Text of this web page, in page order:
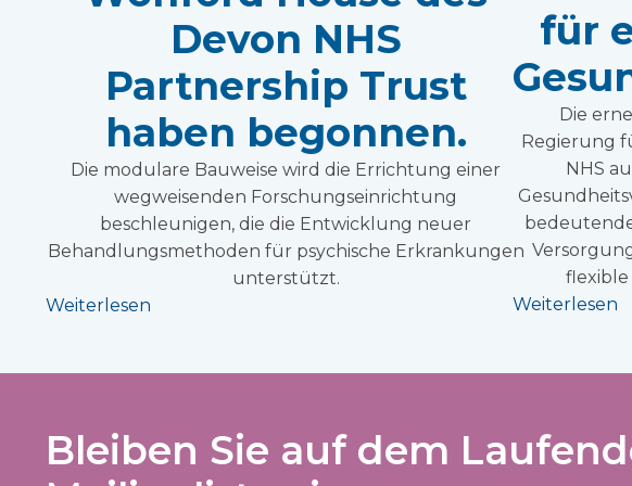
Devon NHS
Partnership Trust
haben begonnen.
Die modulare Bauweise wird die Errichtung einer
wegweisenden Forschungseinrichtung
beschleunigen, die die Entwicklung neuer
Behandlungsmethoden für psychische Erkrankungen
unterstützt.
Weiterlesen
für
Die
Regierung
NHS
Weiterlesen
Bleiben Sie auf dem